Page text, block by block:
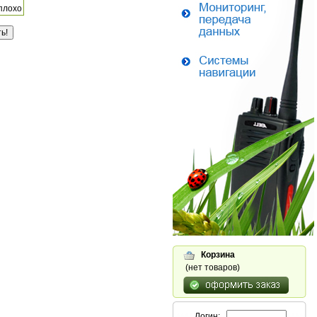
Корзина
(нет товаров)